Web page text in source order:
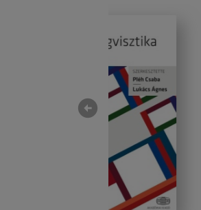
arrow_circle_left